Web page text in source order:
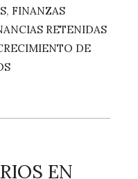
, FINANZAS
RETENIDAS
DE
EN